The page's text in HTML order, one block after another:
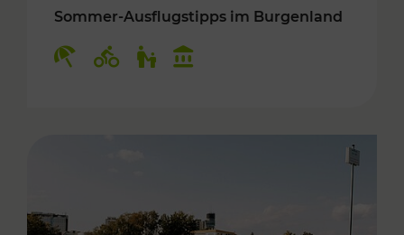
Sommer-Ausflugstipps im Burgenland